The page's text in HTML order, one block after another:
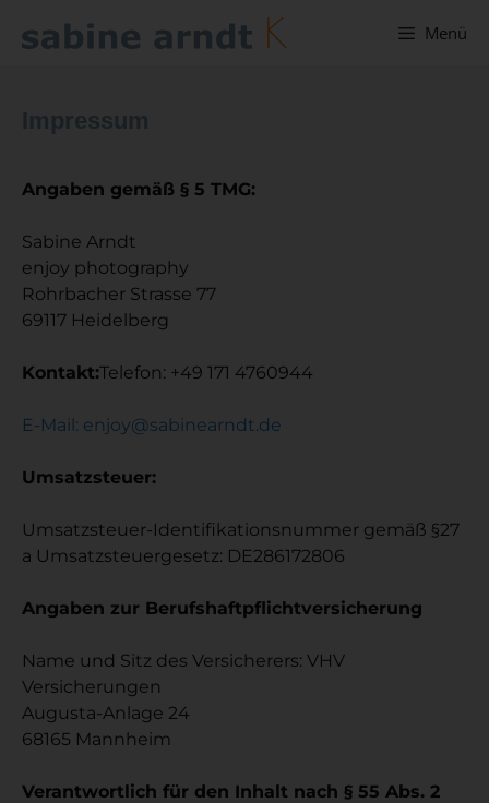
Menü
Angaben gemäß § 5 TMG:
Sabine Arndt
enjoy photography
Rohrbacher Strasse 77
69117 Heidelberg
Kontakt:Telefon: +49 171 4760944
E-Mail: enjoy@sabinearndt.de
Umsatzsteuer:
Umsatzsteuer-Identifikationsnummer gemäß §27
a Umsatzsteuergesetz: DE286172806
Angaben zur Berufshaftpflichtversicherung
Name und Sitz des Versicherers: VHV
Versicherungen
Augusta-Anlage 24
68165 Mannheim
Verantwortlich für den Inhalt nach § 55 Abs. 2